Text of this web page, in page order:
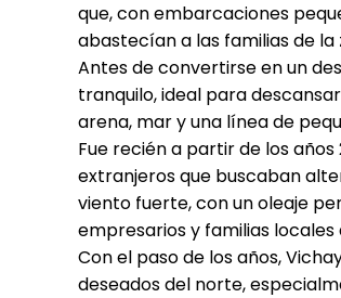
que, con embarcaciones
abastecían a las familias de la
Antes de convertirse en un
tranquilo, ideal para
arena, mar y una línea de
Fue recién a partir de los
extranjeros que buscaban
viento fuerte, con un oleaje
empresarios y familias
Con el paso de los años,
deseados del norte,